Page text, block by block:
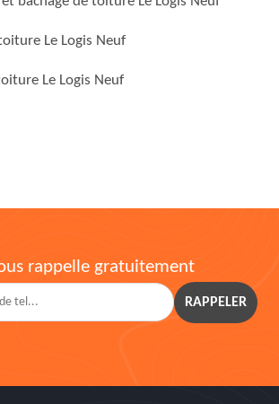
Le Logis Neuf
Le Logis Neuf
rappelle gratuitement